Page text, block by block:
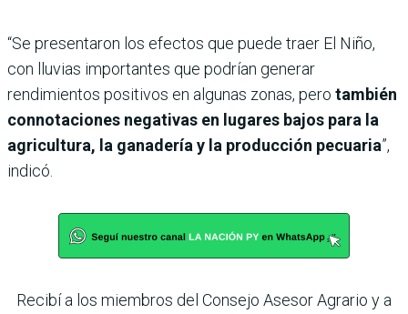
“Se presentaron los efectos que puede traer El Niño,
con lluvias importantes que podrían generar
rendimientos positivos en algunas zonas, pero también
connotaciones negativas en lugares bajos para la
agricultura, la ganadería y la producción pecuaria”,
indicó.
Recibí a los miembros del Consejo Asesor Agrario y a